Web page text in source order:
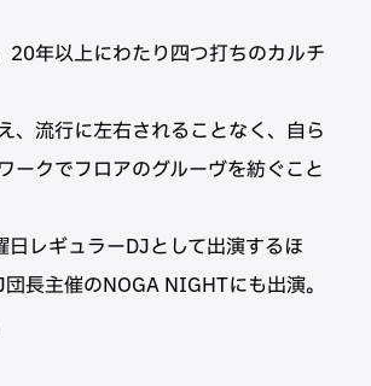
20年以上にわたり四つ打ちのカルチ
、流行に左右されることなく、自ら
ークでフロアのグルーヴを紡ぐこと
レギュラーDJとして出演するほ
長主催のNOGA NIGHTにも出演。